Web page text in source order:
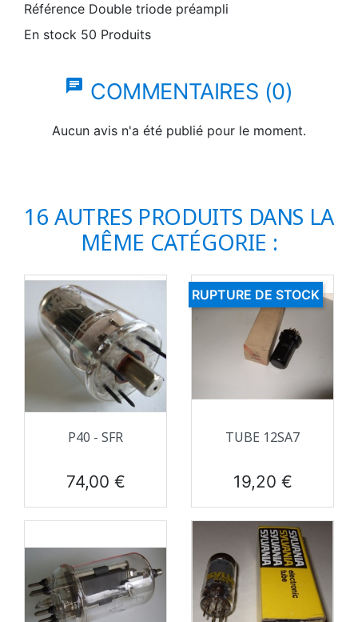
Référence Double triode préampli
En stock 50 Produits
chat COMMENTAIRES (0)
Aucun avis n'a été publié pour le moment.
16 AUTRES PRODUITS DANS LA
MÊME CATÉGORIE :
P40 - SFR
Prix
74,00 €
TUBE 12SA7
Prix
19,20 €
RUPTURE DE STOCK